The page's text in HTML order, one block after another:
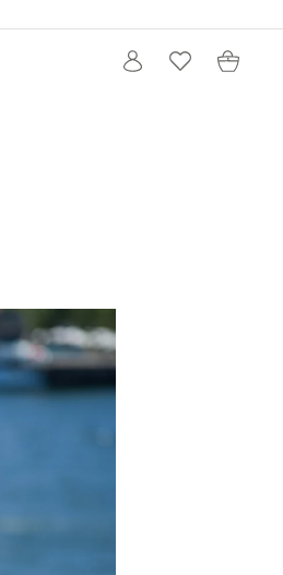
グ
イ
カ
ー